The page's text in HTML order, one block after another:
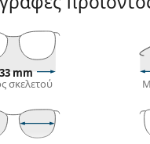
σχήμα προσώπου.
των γυαλιών ηλίου
από υψηλής
το οποίο προσφέρει
ηλίου
mm
σκελετού